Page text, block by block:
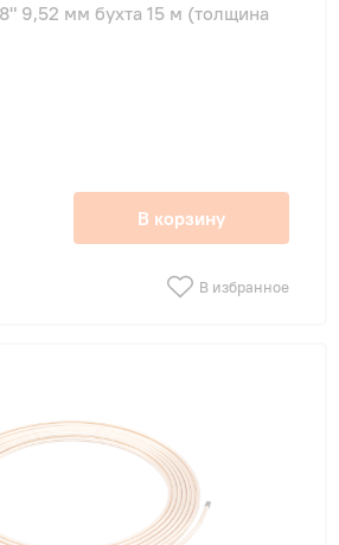
9,52 мм бухта 15 м (толщина
В корзину
В избранное